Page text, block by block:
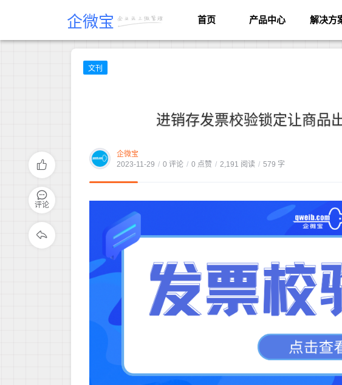
企微宝 首页 产品中心 解决方
文刊
进销存发票校验锁定让商品
企微宝
2023-11-29 / 0 评论 / 0 点赞 / 2,191 阅读 / 579 字
评论